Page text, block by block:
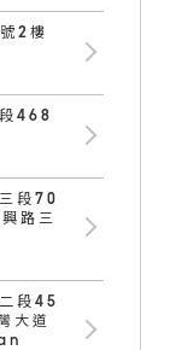
2樓
468
段70
路三
段45
大道